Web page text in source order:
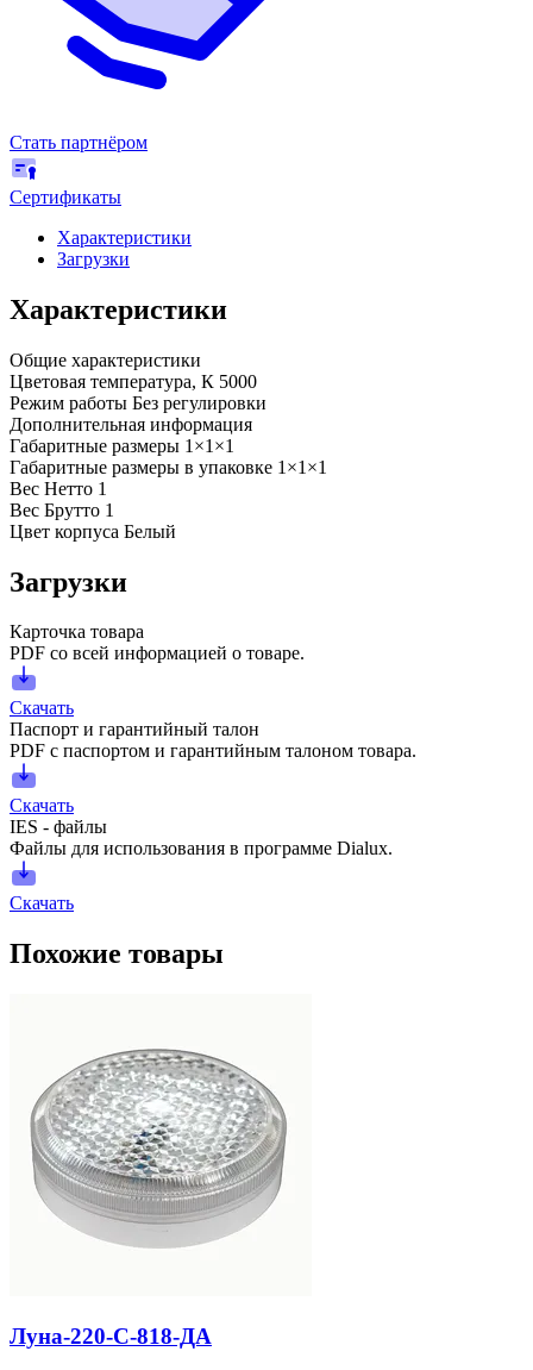
Стать партнёром
Сертификаты
Характеристики
Загрузки
Характеристики
Общие характеристики
Цветовая температура, К 5000
Режим работы Без регулировки
Дополнительная информация
Габаритные размеры 1×1×1
Габаритные размеры в упаковке 1×1×1
Вес Нетто 1
Вес Брутто 1
Цвет корпуса Белый
Загрузки
Карточка товара
PDF со всей информацией о товаре.
Скачать
Паспорт и гарантийный талон
PDF с паспортом и гарантийным талоном товара.
Скачать
IES - файлы
Файлы для использования в программе Dialux.
Скачать
Похожие товары
Луна-220-С-818-ДА